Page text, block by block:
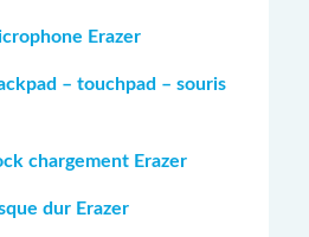
Erazer
– touchpad – souris
chargement Erazer
dur Erazer